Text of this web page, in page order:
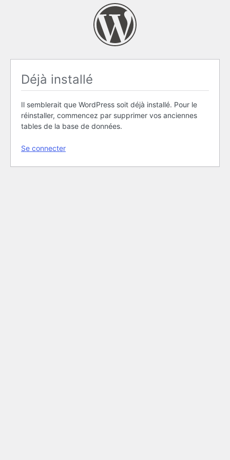
Déjà installé
Il semblerait que WordPress soit déjà installé. Pour le
réinstaller, commencez par supprimer vos anciennes
tables de la base de données.
Se connecter